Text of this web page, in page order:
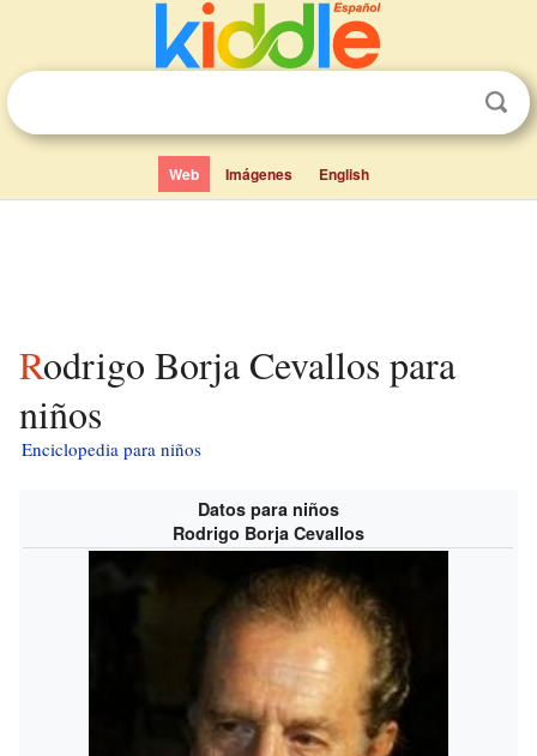
Web Imágenes English
Rodrigo Borja Cevallos para
niños
Enciclopedia para niños
Datos para niños
Rodrigo Borja Cevallos